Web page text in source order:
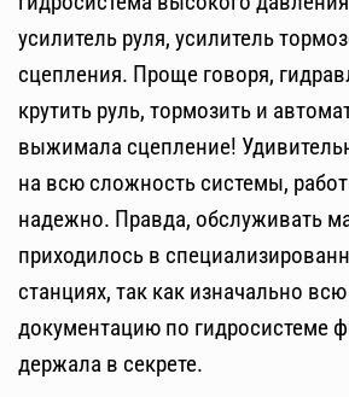
усилитель руля, усилитель
сцепления. Проще говоря,
крутить руль, тормозить и
выжимала сцепление!
на всю сложность системы,
надежно. Правда, обслуживать
приходилось в
станциях, так как изначально
документацию по гидросистеме
держала в секрете.